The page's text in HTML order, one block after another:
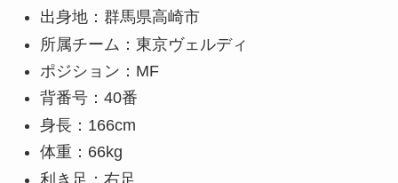
出身地：群馬県高崎市
所属チーム：東京ヴェルディ
ポジション：MF
背番号：40番
身長：166cm
体重：66kg
利き足：右足